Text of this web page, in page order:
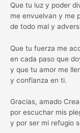
Que tu luz y poder
me envuelvan y me
de todo mal y
Que tu fuerza me
en cada paso que
y que tu amor me
y confianza en ti.
Gracias, amado
por escuchar mis
y por ser mi refugio